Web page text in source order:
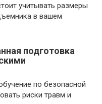
учитывать размеры
в вашем
подготовка
по безопасной
риски травм и